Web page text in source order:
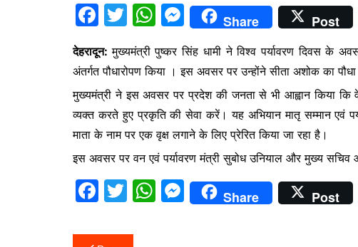
F
c
e
b
o
o
k
T
itt
er
W
at
s
A
p
p
M
e
s
s
e
n
g
er
Share Post
देहरादून:मुख्यमंत्री पुष्कर सिंह धामी ने विश्व पर्यावरण दिवस के
अंतर्गत पौधारोपण किया । इस अवसर पर उन्होंने सीता अशोक का पौधा
मुख्यमंत्री ने इस अवसर पर प्रदेश की जनता से भी आह्वान किया कि
व्यक्त करते हुए प्रकृति की सेवा करें। यह अभियान मातृ सम्मान एवं
माता के नाम पर एक वृक्ष लगाने के लिए प्रेरित किया जा रहा है।
इस अवसर पर वन एवं पर्यावरण मंत्री सुबोध उनियाल और मुख्य सचिव
F
c
T
itt
W M
e
Share Post